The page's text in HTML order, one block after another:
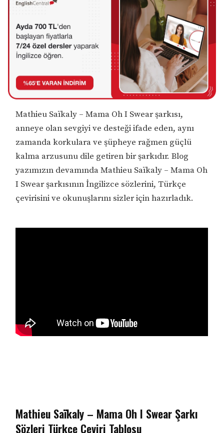
Mathieu Saïkaly – Mama Oh I Swear şarkısı,
anneye olan sevgiyi ve desteği ifade eden, aynı
zamanda korkulara ve şüpheye rağmen güçlü
kalma arzusunu dile getiren bir şarkıdır. Blog
yazımızın devamında Mathieu Saïkaly – Mama Oh
I Swear şarkısının İngilizce sözlerini, Türkçe
çevirisini ve okunuşlarını sizler için hazırladık.
Mathieu Saïkaly – Mama Oh I Swear Şarkı
Sözleri Türkçe Çeviri Tablosu